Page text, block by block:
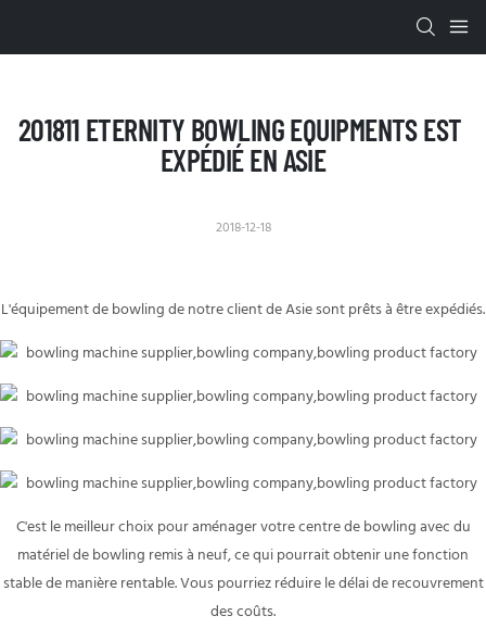
201811 ETERNITY BOWLING EQUIPMENTS EST
EXPÉDIÉ EN ASIE
2018-12-18
L'équipement de bowling de notre client deAsiesont prêts à être expédiés.
C'est le meilleur choix pour aménager votre centre de bowling avec du
matériel de bowling remis à neuf,ce qui pourrait obtenir une fonction
stable de manière rentable. Vous pourriez réduire le délai de recouvrement
des coûts.